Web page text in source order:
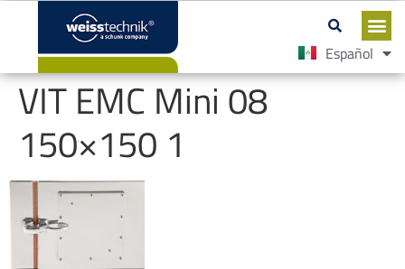
Español
English
VIT EMC Mini 08
150×150 1